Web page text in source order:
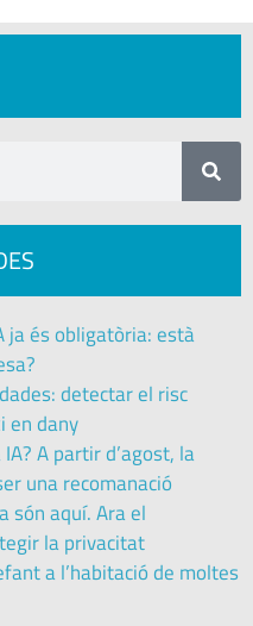
ja és obligatòria: està
detectar el risc
en dany
A partir d’agost, la
una recomanació
són aquí. Ara el
la privacitat
a l’habitació de moltes